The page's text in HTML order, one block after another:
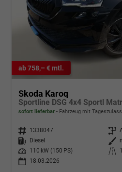
ab 758,– € mtl.
Skoda Karoq
sofort lieferbar Fahrzeug mit
Fahrzeugnr. 1338047 Getriebe
Kraftstoff
Diesel Außenfarbe
Leistung
110 kW (150 PS) Kilometerstand
18.03.2026